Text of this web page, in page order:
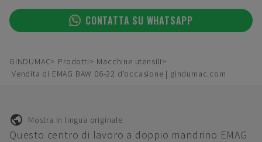
CONTATTA SU WHATSAPP
GINDUMAC Prodotti
Macchine utensili
Vendita di EMAG BAW 06-22 d'occasione | gindumac.com
Mostra in lingua originale
Questo centro di lavoro a doppio mandrino EMAG